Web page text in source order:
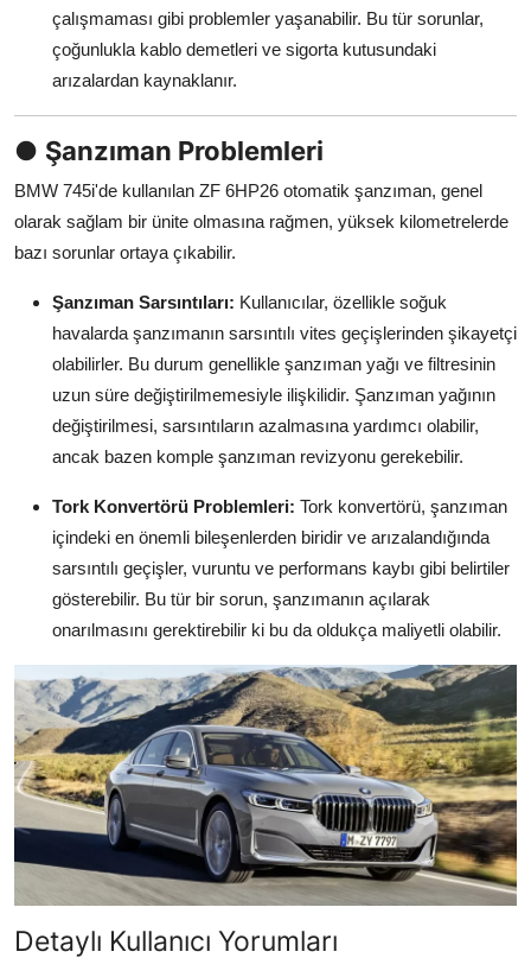
çalışmaması gibi problemler yaşanabilir. Bu tür sorunlar,
çoğunlukla kablo demetleri ve sigorta kutusundaki
arızalardan kaynaklanır.
● Şanzıman Problemleri
BMW 745i'de kullanılan ZF 6HP26 otomatik şanzıman, genel
olarak sağlam bir ünite olmasına rağmen, yüksek kilometrelerde
bazı sorunlar ortaya çıkabilir.
Şanzıman Sarsıntıları: Kullanıcılar, özellikle soğuk
havalarda şanzımanın sarsıntılı vites geçişlerinden şikayetçi
olabilirler. Bu durum genellikle şanzıman yağı ve filtresinin
uzun süre değiştirilmemesiyle ilişkilidir. Şanzıman yağının
değiştirilmesi, sarsıntıların azalmasına yardımcı olabilir,
ancak bazen komple şanzıman revizyonu gerekebilir.
Tork Konvertörü Problemleri: Tork konvertörü, şanzıman
içindeki en önemli bileşenlerden biridir ve arızalandığında
sarsıntılı geçişler, vuruntu ve performans kaybı gibi belirtiler
gösterebilir. Bu tür bir sorun, şanzımanın açılarak
onarılmasını gerektirebilir ki bu da oldukça maliyetli olabilir.
Detaylı Kullanıcı Yorumları